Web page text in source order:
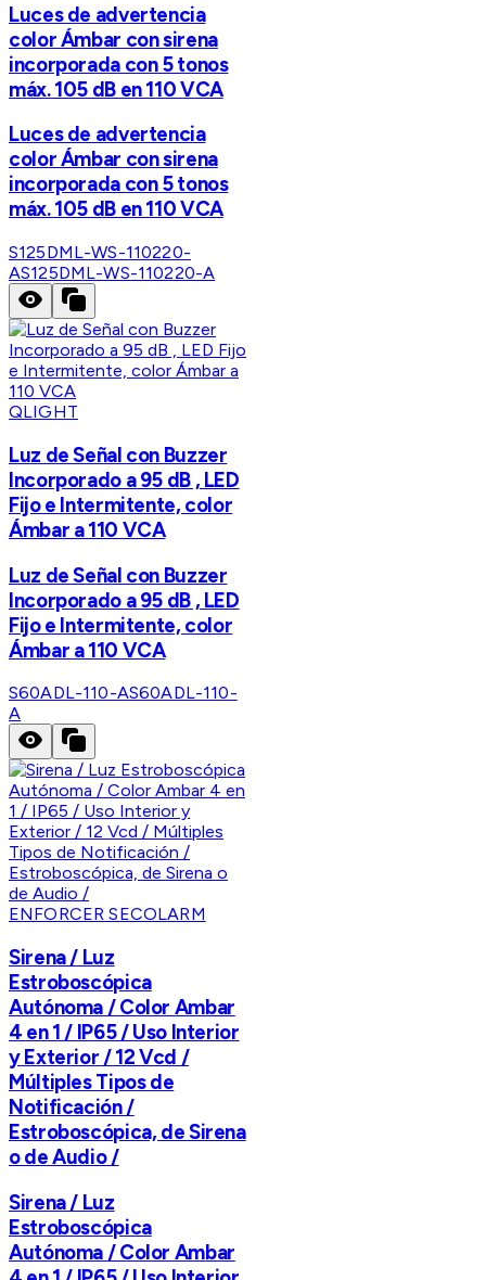
Luces de advertencia
color Ámbar con sirena
incorporada con 5 tonos
máx. 105 dB en 110 VCA
Luces de advertencia
color Ámbar con sirena
incorporada con 5 tonos
máx. 105 dB en 110 VCA
S125DML-WS-110220-
AS125DML-WS-110220-A
QLIGHT
Luz de Señal con Buzzer
Incorporado a 95 dB , LED
Fijo e Intermitente, color
Ámbar a 110 VCA
Luz de Señal con Buzzer
Incorporado a 95 dB , LED
Fijo e Intermitente, color
Ámbar a 110 VCA
S60ADL-110-AS60ADL-110-
A
ENFORCER SECOLARM
Sirena / Luz
Estroboscópica
Autónoma / Color Ambar
4 en 1 / IP65 / Uso Interior
y Exterior / 12 Vcd /
Múltiples Tipos de
Notificación /
Estroboscópica, de Sirena
o de Audio /
Sirena / Luz
Estroboscópica
Autónoma / Color Ambar